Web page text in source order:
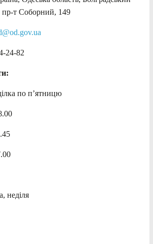
пр-т Соборний, 149
24-82
по п’ятницю
неділя